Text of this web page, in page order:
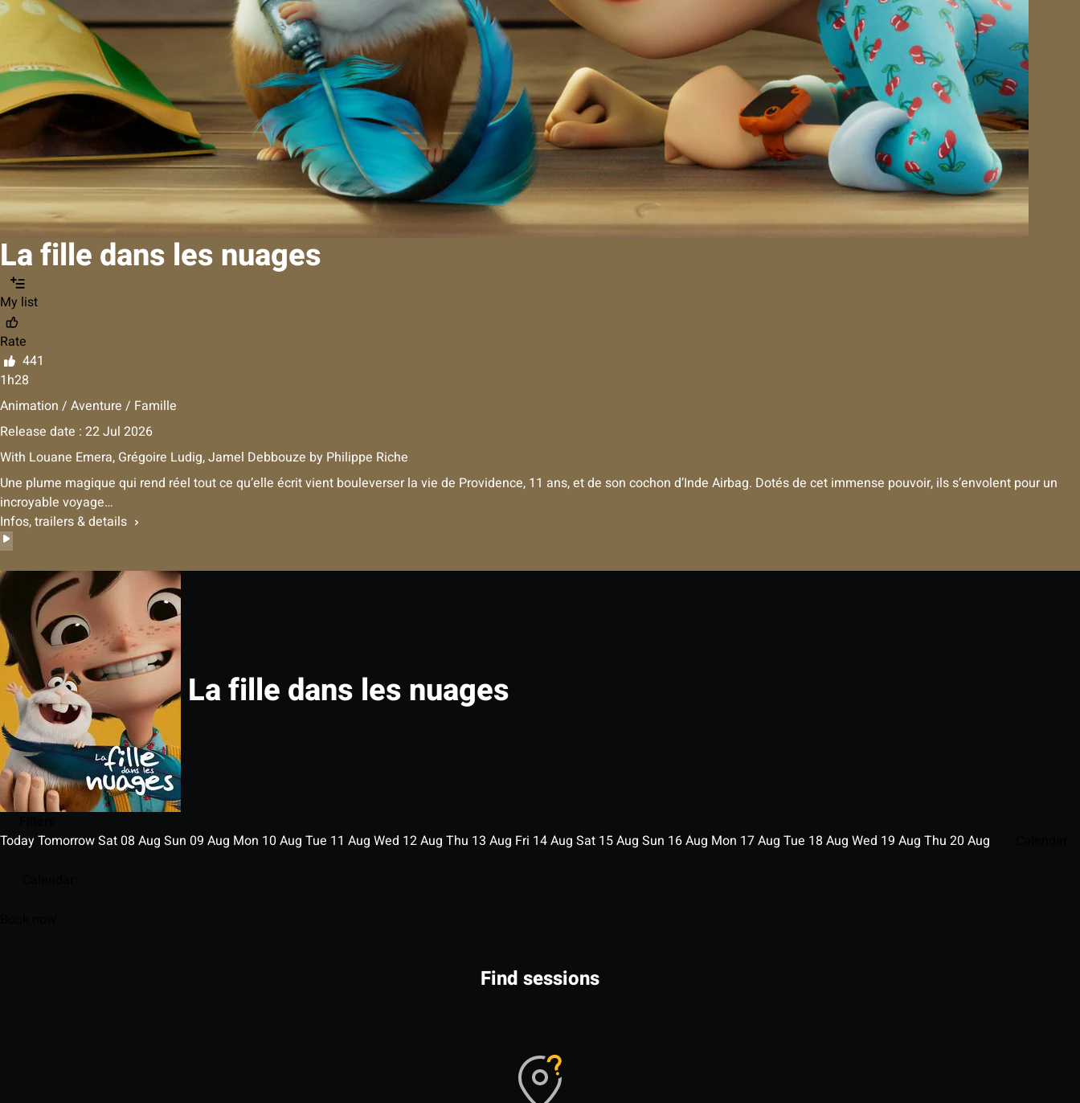
La fille dans les nuages
My list
Rate
441
1h28
Animation / Aventure / Famille
Release date : 22 Jul 2026
With Louane Emera, Grégoire Ludig,Jamel Debbouze by Philippe Riche
Une plume magique qui rend réel tout ce qu’elle écrit vient bouleverser la vie de Providence, 11 ans, et de son cochon d’Inde Airbag. Dotés de cet immense pouvoir, ils s’envolent pour un
incroyable voyage…
Infos, trailers & details
La fille dans les nuages
TodayTomorrowSat 08 Aug Sun 09 Aug Mon 10 Aug Tue 11 Aug Wed 12Aug Thu 13 Aug Fri 14Aug Sat 15Aug Sun 16Aug Mon 17Aug Tue 18 Aug Wed 19 Aug Thu 20 Aug
Find sessions